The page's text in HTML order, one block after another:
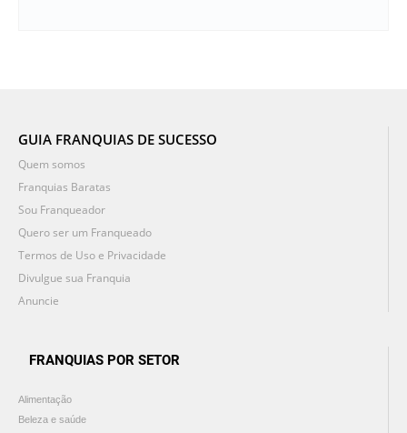
GUIA FRANQUIAS DE SUCESSO
Quem somos
Franquias Baratas
Sou Franqueador
Quero ser um Franqueado
Termos de Uso e Privacidade
Divulgue sua Franquia
Anuncie
FRANQUIAS POR SETOR
Alimentação
Beleza e saúde